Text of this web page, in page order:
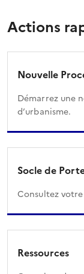
Actions
Nouvelle
Démarrez une
d’urbanisme.
Socle de
Consultez
Ressources